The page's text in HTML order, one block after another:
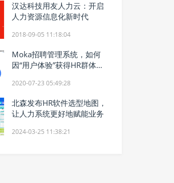
汉达科技用友人力云：开启
人力资源信息化新时代
2018-09-05 11:18:04
Moka招聘管理系统，如何
因“用户体验”获得HR群体青
2020-07-23 05:49:28
北森发布HR软件选型地图，
让人力系统更好地赋能业务
2024-03-25 11:38:21